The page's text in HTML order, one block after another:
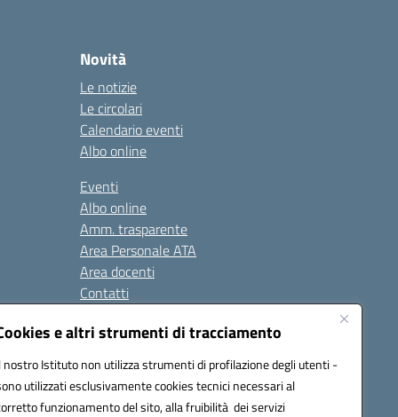
e altri strumenti di tracciamento
nostro Istituto non utilizza strumenti di profilazione degli utenti -
utilizzati esclusivamente cookies tecnici necessari al
funzionamento del sito, alla fruibilità dei servizi
Novità
Le notizie
Le circolari
Calendario eventi
Albo online
Eventi
Albo online
Amm. trasparente
Area Personale ATA
Area docenti
Contatti